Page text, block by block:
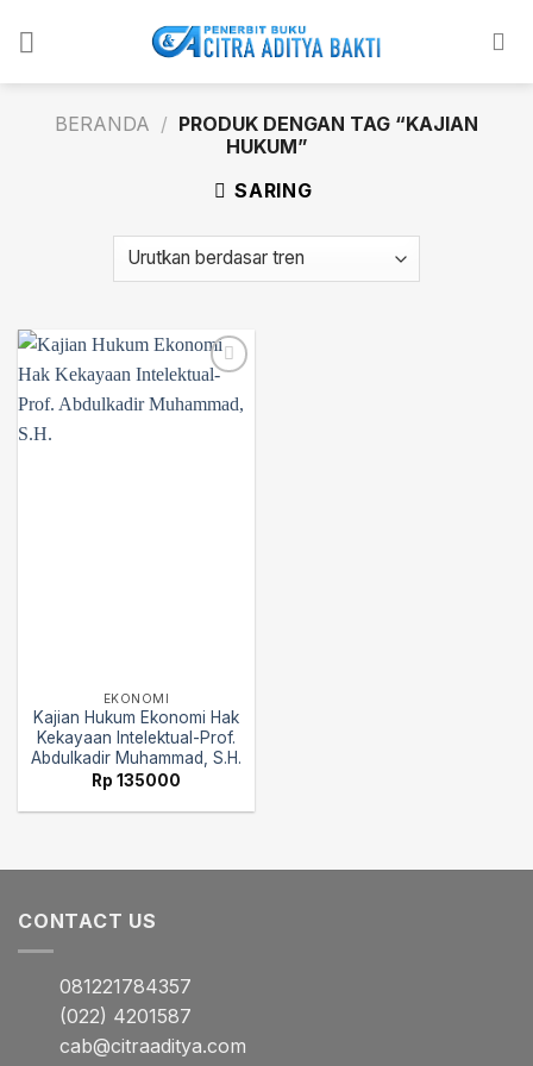
BERANDA / PRODUK DENGAN TAG “KAJIAN
HUKUM”
SARING
EKONOMI
Kajian Hukum Ekonomi Hak
Kekayaan Intelektual-Prof.
Abdulkadir Muhammad, S.H.
Rp 135000
CONTACT US
081221784357
(022) 4201587
cab@citraaditya.com